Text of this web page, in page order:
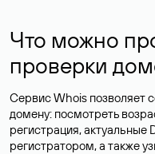
Что можно
проверки
Сервис Whois позволяет
домену: посмотреть
регистрация, актуальные
регистратором, а также